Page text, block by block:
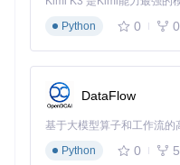
db文件中，后续扫描速度
素材库，将更多时间投入
跨平台部署与性能
Vidupe采用Qt框架开发，
操作系统。要充分发挥其
FFmpeg，可将其放置在
包含上千个视频的大型库
Python
0 0
DataFlow
基于大模型算子和工作流
Python
0 5